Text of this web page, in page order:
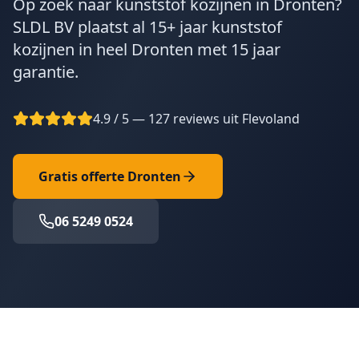
Op zoek naar kunststof kozijnen in Dronten?
SLDL BV plaatst al 15+ jaar kunststof
kozijnen in heel Dronten met 15 jaar
garantie.
4.9 / 5 — 127 reviews uit Flevoland
Gratis offerte Dronten
06 5249 0524